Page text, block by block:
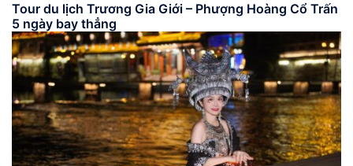
Tour du lịch Trương Gia Giới – Phượng Hoàng Cổ Trấn
5 ngày bay thẳng